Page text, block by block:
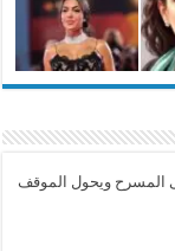
المسرح ويحول الموقف